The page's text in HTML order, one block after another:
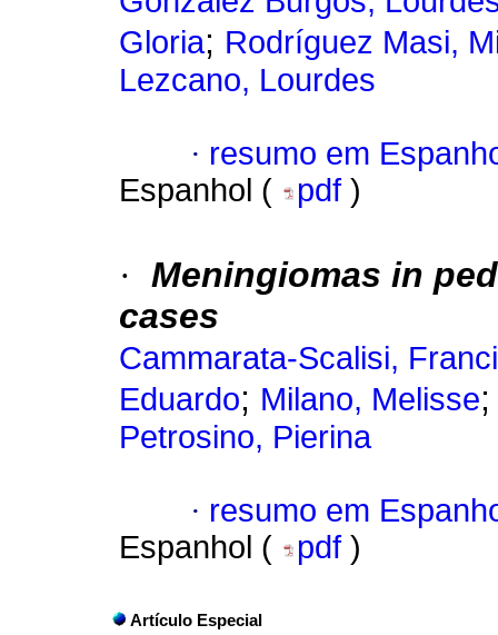
Gloria; Rodríguez Masi,
Lezcano, Lourdes
· resumo em
Espanhol (
pdf )
· Meningiomas in
cases
Cammarata-Scalisi,
Eduardo; Milano, Melisse
Petrosino, Pierina
· resumo em
Espanhol (
pdf )
Artículo Especial